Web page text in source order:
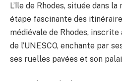
L’île de Rhodes, située dans
étape fascinante des
médiévale de Rhodes,
de l’UNESCO, enchante par
ses ruelles pavées et son